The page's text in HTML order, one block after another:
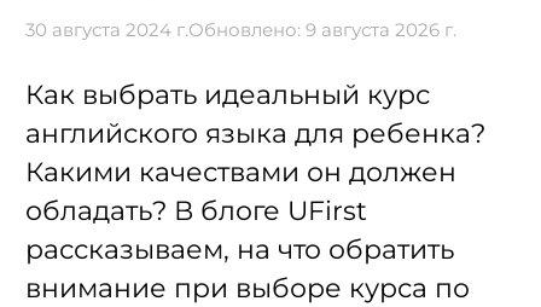
30 августа 2024 г.Обновлено: 9 августа 2026 г.
Как выбрать идеальный курс
английского языка для ребенка?
Какими качествами он должен
обладать? В блоге UFirst
рассказываем, на что обратить
внимание при выборе курса по